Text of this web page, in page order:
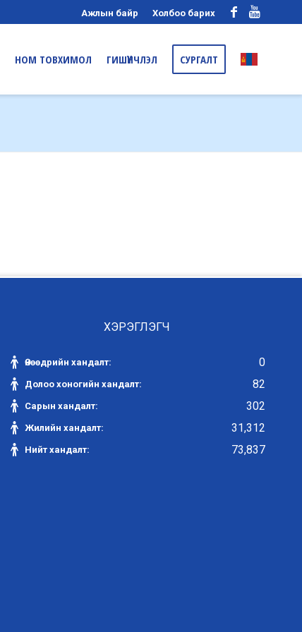
Ажлын байр Холбоо барих
НОМ ТОВХИМОЛ ГИШҮҮНЧЛЭЛ СУРГАЛТ
ХЭРЭГЛЭГЧ
Өнөөдрийн хандалт: 0
Долоо хоногийн хандалт: 82
Сарын хандалт: 302
Жилийн хандалт: 31,312
Нийт хандалт: 73,837